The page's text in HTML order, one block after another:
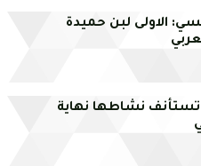
الاولى لبن حميدة
تستأنف نشاطها نهاية